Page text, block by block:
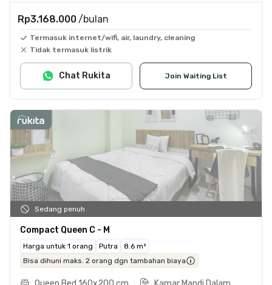
Rp3.168.000 /bulan
Termasuk internet/wifi, air, laundry, cleaning
Tidak termasuk listrik
Join Waiting List
Chat Rukita
Sedang penuh
Compact Queen C - M
Harga untuk 1 orang Putra
8.6 m²
Bisa dihuni maks. 2 orang dgn tambahan biaya